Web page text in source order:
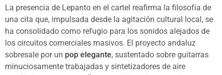
La presencia de Lepanto en el cartel reafirma la filosofía de
una cita que, impulsada desde la agitación cultural local, se
ha consolidado como refugio para los sonidos alejados de
los circuitos comerciales masivos. El proyecto andaluz
sobresale por un pop elegante, sustentado sobre guitarras
minuciosamente trabajadas y sintetizadores de aire